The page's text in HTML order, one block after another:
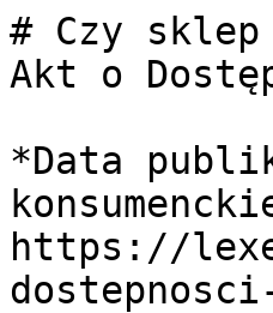
# Czy
Akt o
*Data
https://